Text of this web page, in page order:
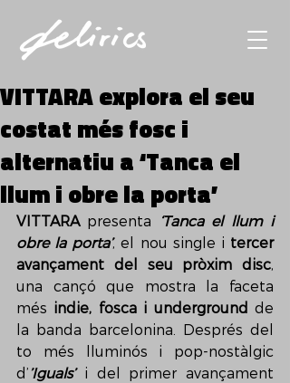
VITTARA explora el seu
costat més fosc i
alternatiu a ‘Tanca el
llum i obre la porta’
VITTARA presenta
‘Tanca el llum i
obre la porta’, el nou single i tercer
avançament del seu pròxim disc,
una cançó que mostra la faceta
més indie, fosca i underground de
la banda barcelonina. Després del
to més lluminós i pop-nostàlgic
d’’Iguals’